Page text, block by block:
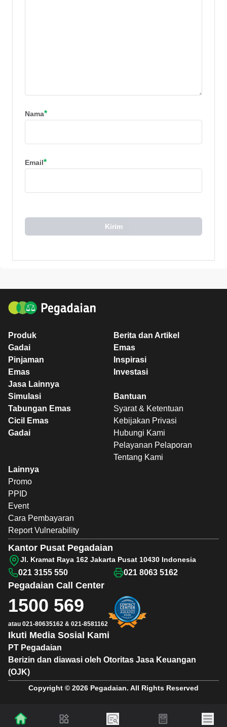
Nama*
Email*
Kirim
Produk
Gadai
Pinjaman
Emas
Jasa Lainnya
Berita dan Artikel
Emas
Inspirasi
Investasi
Simulasi
Tabungan Emas
Cicil Emas
Gadai
Bantuan
Syarat & Ketentuan
Kebijakan Privasi
Hubungi Kami
Pelayanan Pelaporan
Tentang Kami
Lainnya
Promo
PPID
Event
Cara Pembayaran
Report Vulnerability
PT Pegadaian
Berizin dan diawasi oleh Otoritas Jasa Keuangan
(OJK)
Ikuti Media Sosial Kami
Pegadaian Call Center
1500 569
atau 021-80635162 & 021-8581162
Kantor Pusat Pegadaian
Jl. Kramat Raya 162 Jakarta Pusat 10430 Indonesia
021 3155 550 021 8063 5162
Copyright © 2026 Pegadaian. All Rights Reserved